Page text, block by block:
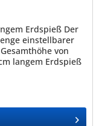
Erdspieß Der
einstellbarer
von
langem Erdspieß